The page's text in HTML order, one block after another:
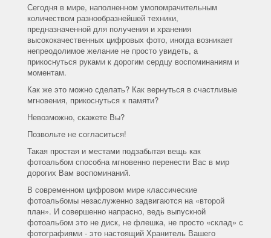
Сегодня в мире, наполненном умопомрачительным
количеством разнообразнейшей техники,
предназначенной для получения и хранения
высококачественных цифровых фото, иногда возникает
непреодолимое желание не просто увидеть, а
прикоснуться руками к дорогим сердцу воспоминаниям и
моментам.
Как же это можно сделать? Как вернуться в счастливые
мгновения, прикоснуться к памяти?
Невозможно, скажете Вы?
Позвольте не согласиться!
Такая простая и местами подзабытая вещь как
фотоальбом способна мгновенно перенести Вас в мир
дорогих Вам воспоминаний.
В современном цифровом мире классические
фотоальбомы незаслуженно задвигаются на «второй
план». И совершенно напрасно, ведь выпускной
фотоальбом это не диск, не флешка, не просто «склад» с
фотографиями - это настоящий Хранитель Вашего